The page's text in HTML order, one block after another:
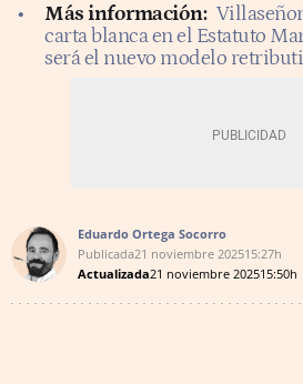
Más información:
carta blanca en el Estatuto
será el nuevo modelo
Eduardo Ortega Socorro
Publicada21 noviembre 202515:27h
Actualizada21 noviembre 202515:50h